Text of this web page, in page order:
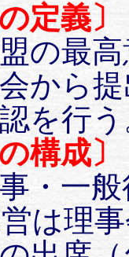
定義〕
の最
から
を行
構成〕
・一般
は理